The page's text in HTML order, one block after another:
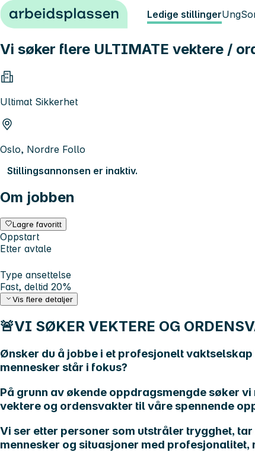
Hopp til innhold Ledige stillingerUng
Vi søker flere ULTIMATE vektere /
Ultimat Sikkerhet
Oslo, Nordre Follo
Stillingsannonsen er inaktiv.
Om jobben
Lagre favoritt
Oppstart
Etter avtale
Type ansettelse
Fast, deltid 20%
Vis flere detaljer
🚨VI SØKER VEKTERE OG
Ønsker du å jobbe i et profesjonelt
mennesker står i fokus?
På grunn av økende oppdragsmengde søker
vektere og ordensvakter til våre spennende
Vi ser etter personer som utstråler trygghet,
mennesker og situasjoner med